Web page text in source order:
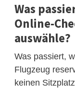
Was
Online-
auswähle?
Was passiert,
Flugzeug
keinen